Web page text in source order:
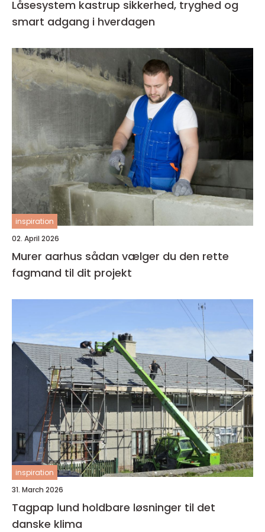
Låsesystem kastrup sikkerhed, tryghed og
smart adgang i hverdagen
inspiration
02. April 2026
Murer aarhus sådan vælger du den rette
fagmand til dit projekt
inspiration
31. March 2026
Tagpap lund holdbare løsninger til det
danske klima